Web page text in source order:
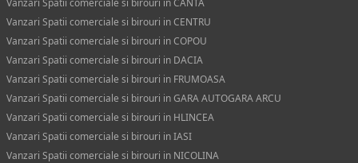
Vanzari Spatii comerciale si birouri in CENTRU
Vanzari Spatii comerciale si birouri in COPOU
Vanzari Spatii comerciale si birouri in DACIA
Vanzari Spatii comerciale si birouri in FRUMOASA
Vanzari Spatii comerciale si birouri in GARA AUTOGARA ARCU
Vanzari Spatii comerciale si birouri in HLINCEA
Vanzari Spatii comerciale si birouri in IASI
Vanzari Spatii comerciale si birouri in NICOLINA